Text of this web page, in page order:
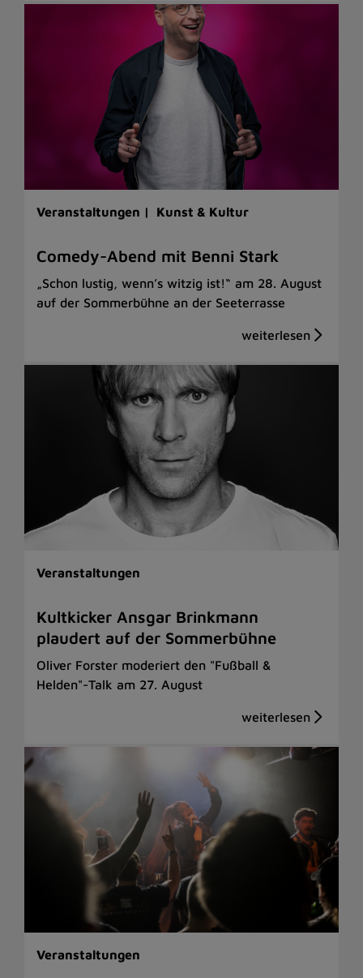
Veranstaltungen | Kunst & Kultur
Comedy-Abend mit Benni Stark
„Schon lustig, wenn’s witzig ist!“ am 28. August
auf der Sommerbühne an der Seeterrasse
Veranstaltungen
Kultkicker Ansgar Brinkmann
plaudert auf der Sommerbühne
Oliver Forster moderiert den "Fußball &
Helden"-Talk am 27. August
Veranstaltungen